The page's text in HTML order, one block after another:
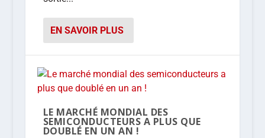
EN SAVOIR PLUS
LE MARCHÉ MONDIAL DES
SEMICONDUCTEURS A PLUS QUE
DOUBLÉ EN UN AN !